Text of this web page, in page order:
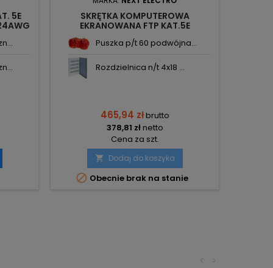
5E
SKRĘTKA KOMPUTEROWA
EKRANOWANA FTP KAT.5E
4X2XAWG24 305M 1047603 NEXT
Puszka p/t 60 podwójna...
Rozdzielnica n/t 4x18 ...
465,94 złbrutto
378,81 złnetto
Cena za szt.
 Dodaj do koszyka
 Obecnie brak na stanie
>
<